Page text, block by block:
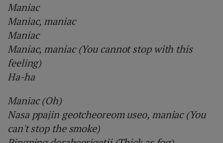
Maniac
Maniac, maniac
Maniac
Maniac, maniac (You cannot stop with this
feeling)
Ha-ha
Maniac (Oh)
Nasa ppajin geotcheoreom useo, maniac (You
can't stop the smoke)